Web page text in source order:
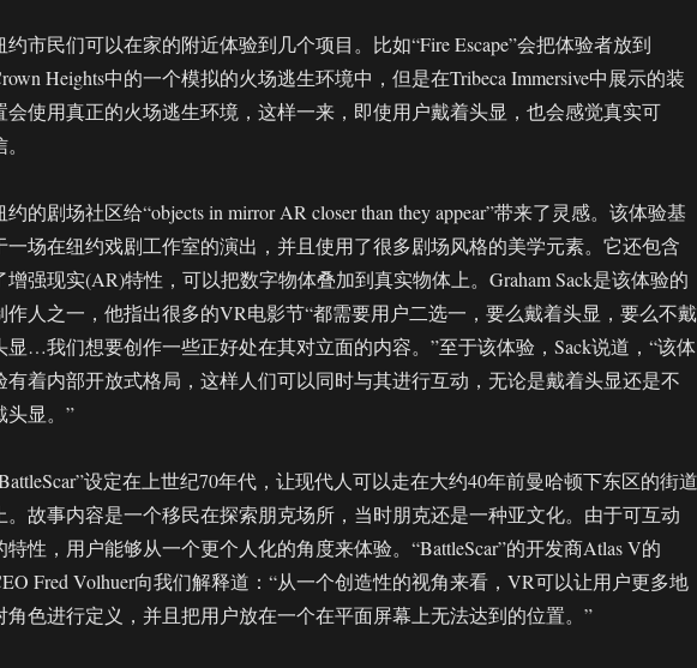
约市民们可以在家的附近体验到几个项目。比如“Fire Escape”会把体验者放到
Heights中的一个模拟的火场逃生环境中，但是在Tribeca Immersive中展示的装
会使用真正的火场逃生环境，这样一来，即使用户戴着头显，也会感觉真实可
约的剧场社区给“objects in mirror AR closer than they appear”带来了灵感。该体验基
一场在纽约戏剧工作室的演出，并且使用了很多剧场风格的美学元素。它还包含
增强现实(AR)特性，可以把数字物体叠加到真实物体上。Graham Sack是该体验的
作人之一，他指出很多的VR电影节“都需要用户二选一，要么戴着头显，要么不戴
显…我们想要创作一些正好处在其对立面的内容。”至于该体验，Sack说道，“该体
有着内部开放式格局，这样人们可以同时与其进行互动，无论是戴着头显还是不
头显。”
设定在上世纪70年代，让现代人可以走在大约40年前曼哈顿下东区的街道
。故事内容是一个移民在探索朋克场所，当时朋克还是一种亚文化。由于可互动
特性，用户能够从一个更个人化的角度来体验。“BattleScar”的开发商Atlas V的
Fred Volhuer向我们解释道：“从一个创造性的视角来看，VR可以让用户更多地
角色进行定义，并且把用户放在一个在平面屏幕上无法达到的位置。”